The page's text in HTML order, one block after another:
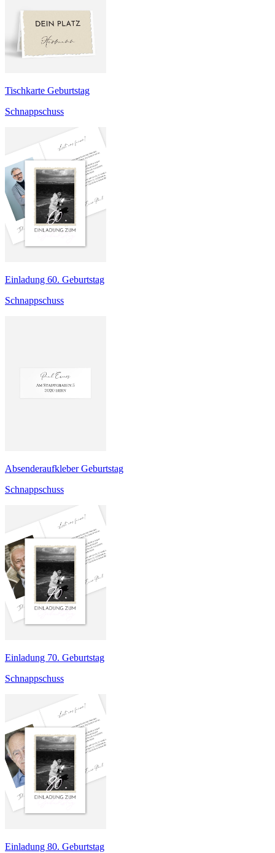
Tischkarte Geburtstag
Schnappschuss
Einladung 60. Geburtstag
Schnappschuss
Absenderaufkleber Geburtstag
Schnappschuss
Einladung 70. Geburtstag
Schnappschuss
Einladung 80. Geburtstag